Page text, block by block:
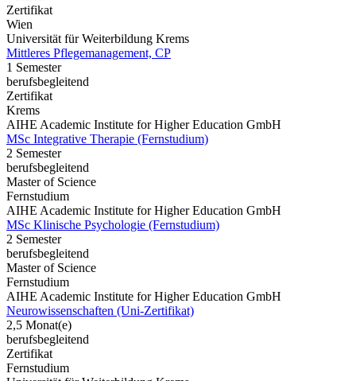
Zertifikat
Wien
Universität für Weiterbildung Krems
Mittleres Pflegemanagement, CP
1 Semester
berufsbegleitend
Zertifikat
Krems
AIHE Academic Institute for Higher Education GmbH
MSc Integrative Therapie (Fernstudium)
2 Semester
berufsbegleitend
Master of Science
Fernstudium
AIHE Academic Institute for Higher Education GmbH
MSc Klinische Psychologie (Fernstudium)
2 Semester
berufsbegleitend
Master of Science
Fernstudium
AIHE Academic Institute for Higher Education GmbH
Neurowissenschaften (Uni-Zertifikat)
2,5 Monat(e)
berufsbegleitend
Zertifikat
Fernstudium